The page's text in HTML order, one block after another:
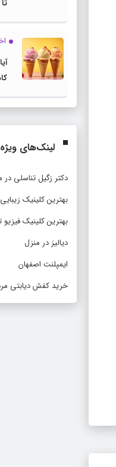
لینک‌های ویژه
دکتر زگیل تناسلی
بهترین کلینیک
بهترین کلینیک فیزیو
دیالیز در منزل
ایمپلنت اصفهان
خرید کفش دیابتی